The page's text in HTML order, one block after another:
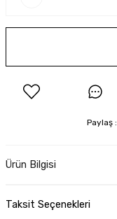
Paylaş :
Ürün Bilgisi
Taksit Seçenekleri